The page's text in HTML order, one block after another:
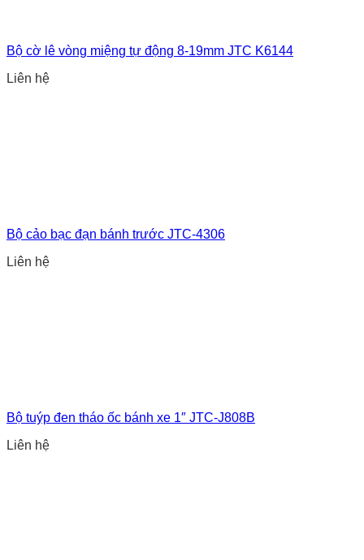
Bộ cờ lê vòng miệng tự động 8-19mm JTC K6144
Liên hệ
Bộ cảo bạc đạn bánh trước JTC-4306
Liên hệ
Bộ tuýp đen tháo ốc bánh xe 1″ JTC-J808B
Liên hệ